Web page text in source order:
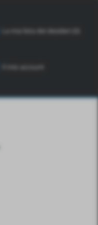
La mia lista dei desideri
Il mio account